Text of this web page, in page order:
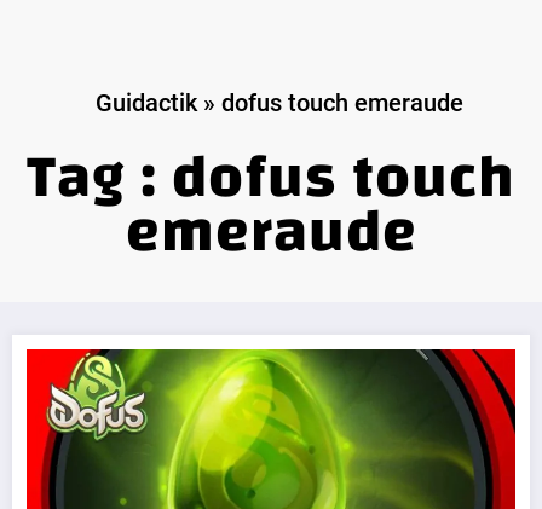
Guidactik» dofus touch emeraude
Tag : dofus touch
emeraude